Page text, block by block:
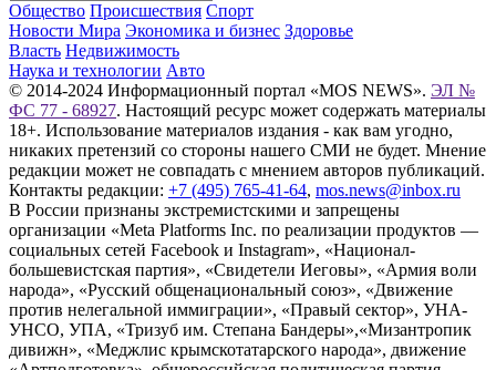
Общество Происшествия Спорт
Новости Мира Экономика и бизнес Здоровье
Власть Недвижимость
Наука и технологии Авто
© 2014-2024 Информационный портал «MOS NEWS». ЭЛ №
ФС 77 - 68927. Настоящий ресурс может содержать материалы
18+. Использование материалов издания - как вам угодно,
никаких претензий со стороны нашего СМИ не будет. Мнение
редакции может не совпадать с мнением авторов публикаций.
Контакты редакции: +7 (495) 765-41-64, mos.news@inbox.ru
В России признаны экстремистскими и запрещены
организации «Meta Platforms Inc. по реализации продуктов —
социальных сетей Facebook и Instagram», «Национал-
большевистская партия», «Свидетели Иеговы», «Армия воли
народа», «Русский общенациональный союз», «Движение
против нелегальной иммиграции», «Правый сектор», УНА-
УНСО, УПА, «Тризуб им. Степана Бандеры»,«Мизантропик
дивижн», «Меджлис крымскотатарского народа», движение